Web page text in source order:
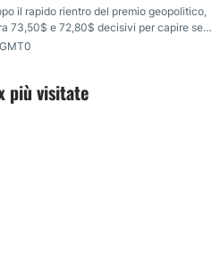
più visitate
il rapido rientro del premio geopolitico,
73,50$ e 72,80$ decisivi per capire se il